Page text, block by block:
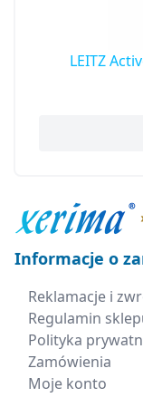
LEITZ
Informacje o
Reklamacje i
Regulamin
Polityka
Zamówienia
Moje konto